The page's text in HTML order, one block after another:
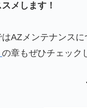
メします！
AZメンテナンス
の章もぜひチェック